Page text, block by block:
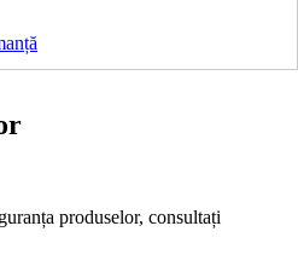
produselor, consultați